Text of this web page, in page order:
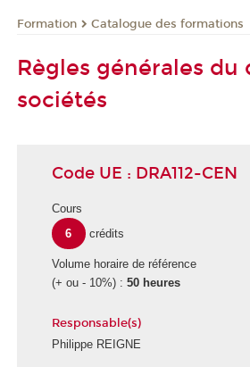
Formation Catalogue des formations
Règles générales du
sociétés
Code UE : DRA112-CEN
Cours
6
crédits
Volume horaire de référence
(+ ou - 10%) : 50 heures
Responsable(s)
Philippe REIGNE